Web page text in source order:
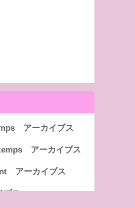
アーカイブス
アーカイブス
アーカイブス
ブス